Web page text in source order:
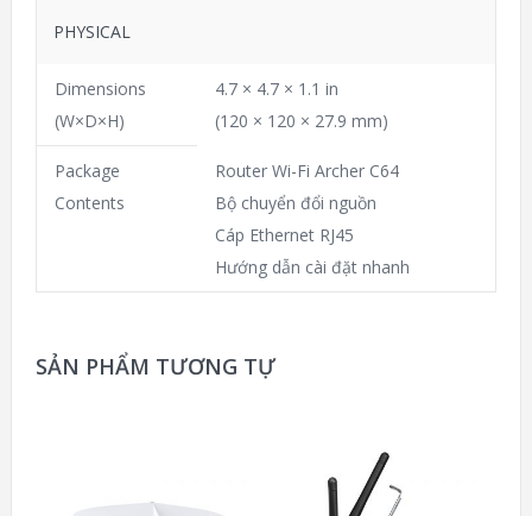
PHYSICAL
Dimensions
(W×D×H)
4.7 × 4.7 × 1.1 in
(120 × 120 × 27.9 mm)
Package
Contents
Router Wi-Fi Archer C64
Bộ chuyển đổi nguồn
Cáp Ethernet RJ45
Hướng dẫn cài đặt nhanh
SẢN PHẨM TƯƠNG TỰ